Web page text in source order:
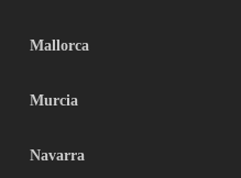
Mallorca
Murcia
Navarra